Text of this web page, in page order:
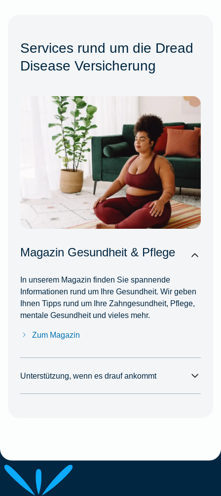
Services rund um die Dread
Disease Versicherung
Magazin Gesundheit & Pflege
In unserem Magazin finden Sie spannende
Informationen rund um Ihre Gesundheit. Wir geben
Ihnen Tipps rund um Ihre Zahngesundheit, Pflege,
mentale Gesundheit und vieles mehr.
Zum Magazin
Unterstützung, wenn es drauf ankommt